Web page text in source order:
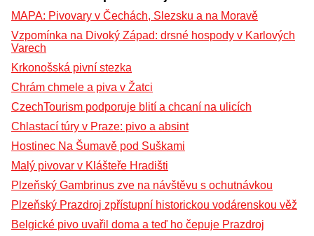
MAPA: Pivovary v Čechách, Slezsku a na Moravě
Vzpomínka na Divoký Západ: drsné hospody v Karlových
Varech
Krkonošská pivní stezka
Chrám chmele a piva v Žatci
CzechTourism podporuje blití a chcaní na ulicích
Chlastací túry v Praze: pivo a absint
Hostinec Na Šumavě pod Suškami
Malý pivovar v Klášteře Hradišti
Plzeňský Gambrinus zve na návštěvu s ochutnávkou
Plzeňský Prazdroj zpřístupní historickou vodárenskou věž
Belgické pivo uvařil doma a teď ho čepuje Prazdroj